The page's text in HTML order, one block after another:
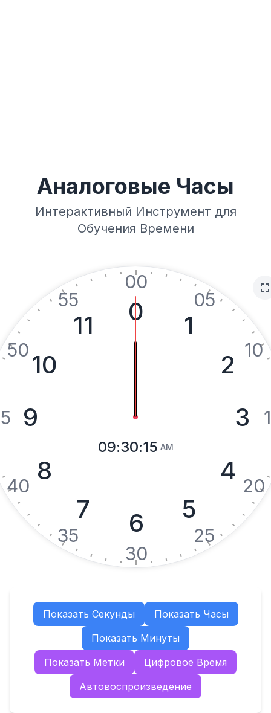
Аналоговые Часы
Интерактивный Инструмент для
Обучения Времени
0
1
2
3
4
5
6
7
8
9
10
11
00
05
10
20
25
30
35
40
50
55
09:30:15 AM
Показать Секунды
Показать Часы
Показать Минуты
Показать Метки
Цифровое Время
Автовоспроизведение